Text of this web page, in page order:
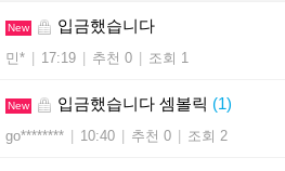
New 입금했습니다
민* 17:19 추천 0 조회 1
New 입금했습니다 셈볼릭 (1)
go******** 10:40 추천 0 조회 2